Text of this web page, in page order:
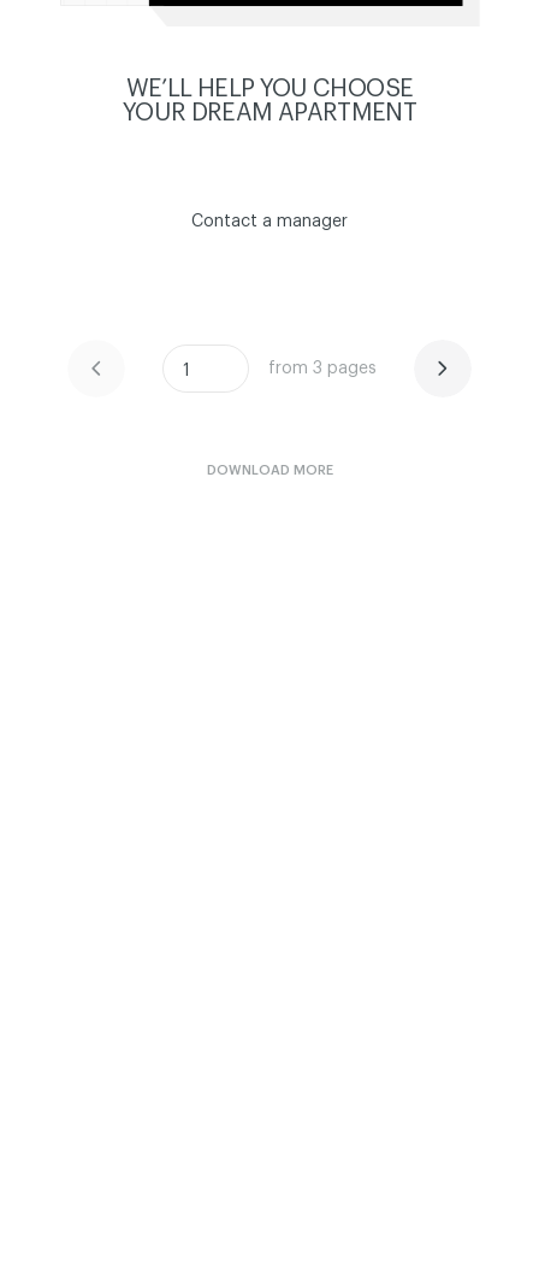
WE’LL HELP YOU CHOOSE
YOUR DREAM APARTMENT
Contact a manager
ЧИТАТИ ІСТОРІЮ1 from 3 pages ЧИТАТИ ІСТОРІЮ
DOWNLOAD MORE